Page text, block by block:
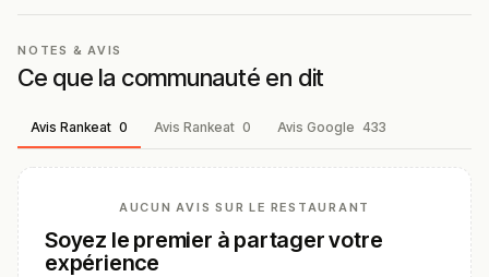
NOTES & AVIS
Ce que la communauté en dit
Avis Rankeat 0 Avis Rankeat 0 Avis Google 433
AUCUN AVIS SUR LE RESTAURANT
Soyez le premier à partager votre
expérience